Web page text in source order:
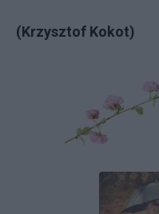
(Krzysztof Kokot)